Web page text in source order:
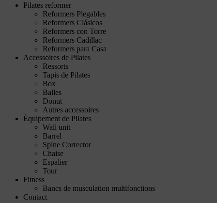
Pilates reformer
Reformers Plegables
Reformers Clásicos
Reformers con Torre
Reformers Cadillac
Reformers para Casa
Accessoires de Pilates
Ressorts
Tapis de Pilates
Box
Balles
Donut
Autres accessoires
Équipement de Pilates
Wall unit
Barrel
Spine Corrector
Chaise
Espalier
Tour
Fitness
Bancs de musculation multifonctions
Contact